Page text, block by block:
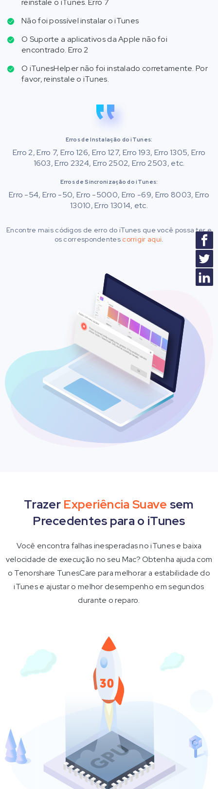
reinstale o iTunes. Erro 7
Não foi possível instalar o iTunes
O Suporte a aplicativos da Apple não foi
encontrado. Erro 2
O iTunesHelper não foi instalado corretamente. Por
favor, reinstale o iTunes.
Erros de Instalação do iTunes:
Erro 2, Erro 7, Erro 126, Erro 127, Erro 193, Erro 1305, Erro
1603, Erro 2324, Erro 2502, Erro 2503, etc.
Erros de Sincronização do iTunes:
Erro -54, Erro -50, Erro -5000, Erro -69, Erro 8003, Erro
13010, Erro 13014, etc.
Encontre mais códigos de erro do iTunes que você possa ter e
os correspondentes corrigir aqui.
Trazer Experiência Suave sem
Precedentes para o iTunes
Você encontra falhas inesperadas no iTunes e baixa
velocidade de execução no seu Mac? Obtenha ajuda com
o Tenorshare TunesCare para melhorar a estabilidade do
iTunes e ajustar o melhor desempenho em segundos
durante o reparo.